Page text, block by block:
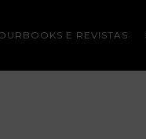
E REVISTAS